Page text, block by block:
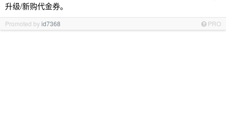
升级/新购代金券。
Promoted byid7368 PRO